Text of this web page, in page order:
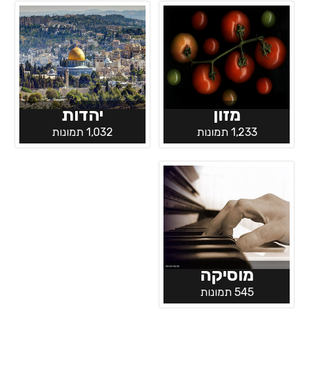
מזון
1,233 תמונות
יהדות
1,032 תמונות
מוסיקה
545 תמונות